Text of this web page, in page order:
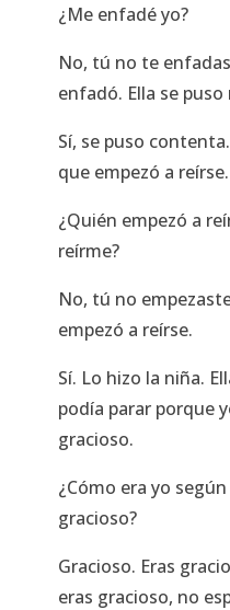
¿Me enfadé yo?
No, tú no te
enfadó. Ella se
Sí, se puso
que empezó a reírse.
¿Quién empezó a
reírme?
No, tú no
empezó a reírse.
Sí. Lo hizo la niña.
podía parar porque
gracioso.
¿Cómo era yo
gracioso?
Gracioso. Eras
eras gracioso, no